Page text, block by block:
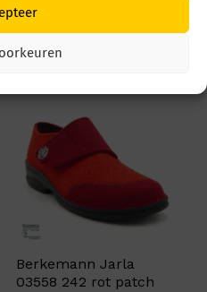
filz
Berkemann Jarla
03558 242 rot patch